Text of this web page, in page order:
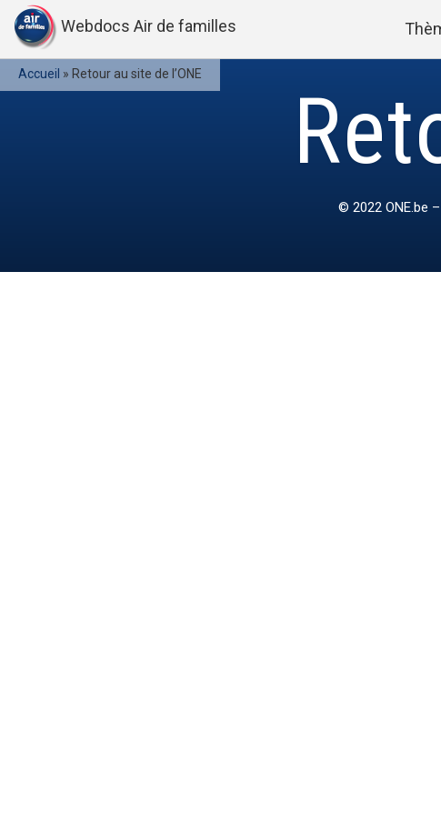
Webdocs Air de familles
Accueil » Retour au site de l’ONE
© 2022 ONE.be